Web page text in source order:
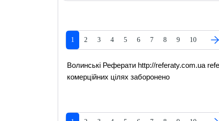
1 2 3 4 5 6 7 8 9 10
Волинські Реферати http://referaty.com.ua
комерційних цілях заборонено